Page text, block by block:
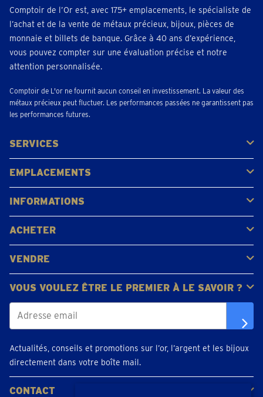
Comptoir de l’Or est, avec 175+ emplacements, le spécialiste de
l’achat et de la vente de métaux précieux, bijoux, pièces de
monnaie et billets de banque. Grâce à 40 ans d’expérience,
vous pouvez compter sur une évaluation précise et notre
attention personnalisée.
Comptoir de L'or ne fournit aucun conseil en investissement. La valeur des
métaux précieux peut fluctuer. Les performances passées ne garantissent pas
les performances futures.
SERVICES
Acheter
Vendre
Vente aux enchères
EMPLACEMENTS
Gerpinnes
Liège
Namur
Waterloo
Woluwe-Saint-Lambert
Voir tous les emplacements
INFORMATIONS
FAQ
Avis clients
ACHETER
Acheter de l'or
Acheter des pièces
Acheter de l'argent
VENDRE
Bijoux en or
Pièces d'or
Lingots d'or
VOUS VOULEZ ÊTRE LE PREMIER À LE SAVOIR ?
Actualités, conseils et promotions sur l’or, l’argent et les bijoux
directement dans votre boîte mail.
CONTACT